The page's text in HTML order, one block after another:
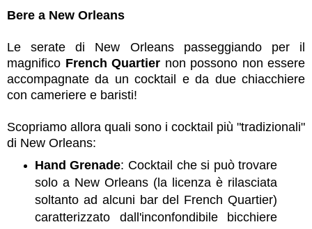
Bere a New Orleans
Le serate di New Orleans passeggiando per il
magnifico French Quartier non possono non essere
accompagnate da un cocktail e da due chiacchiere
con cameriere e baristi!
Scopriamo allora quali sono i cocktail più "tradizionali"
di New Orleans:
Hand Grenade: Cocktail che si può trovare
solo a New Orleans (la licenza è rilasciata
soltanto ad alcuni bar del French Quartier)
caratterizzato dall'inconfondibile bicchiere